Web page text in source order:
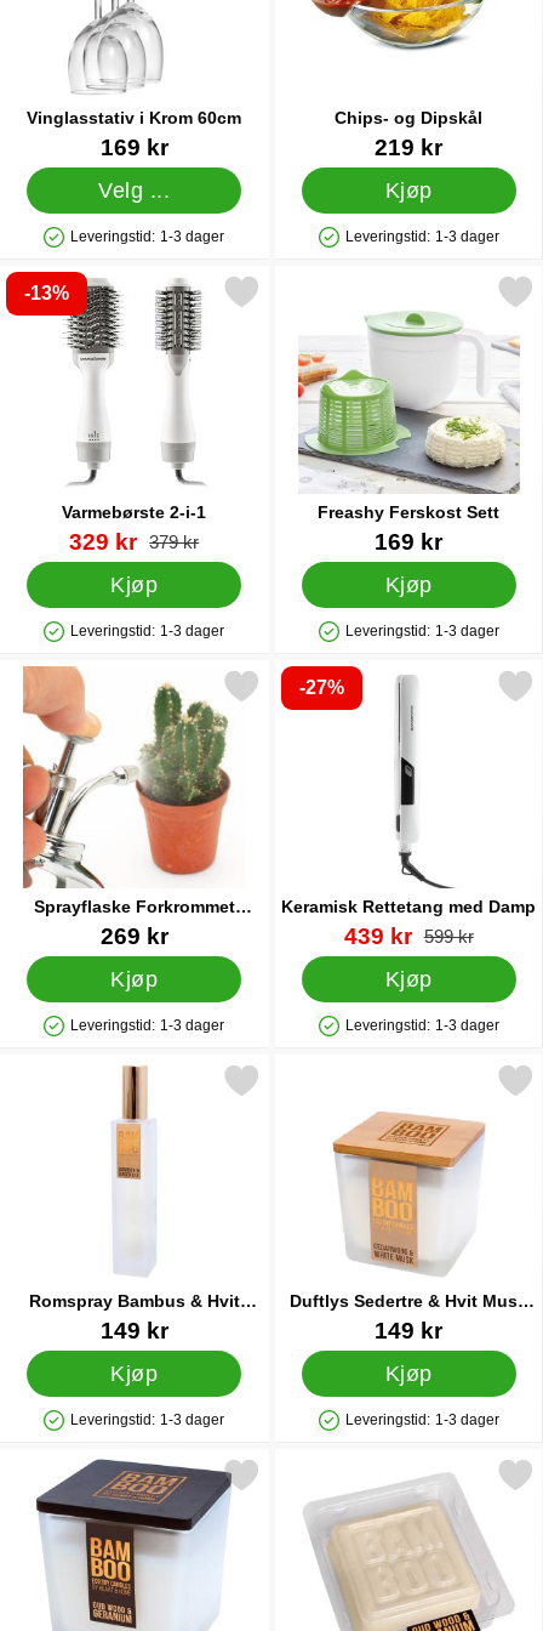
Vinglasstativ i Krom 60cm
Varenummer 8505
169 kr
Velg ...
Produkttilgjengelighet: På lager
Leveringstid: 1-3 dager
Chips- og Dipskål
Varenummer 22035
219 kr
Kjøp
Produkttilgjengelighet: På lager
Leveringstid: 1-3 dager
-13%
Varmebørste 2-i-1
Varenummer 27393
ny pris
329 kr gammel pris
379 kr
Kjøp
Produkttilgjengelighet: På lager
Leveringstid: 1-3 dager
Merk varmebørste 2-i-1 som favoritt
Freashy Ferskost Sett
Varenummer 27410
169 kr
Kjøp
Produkttilgjengelighet: På lager
Leveringstid: 1-3 dager
Merk freashy
Sprayflaske Forkrommet
Messing Mini
Varenummer 29372
269 kr
Kjøp
Produkttilgjengelighet: På lager
Leveringstid: 1-3 dager
Merk sprayflaske Forkrommet Messing Mini som favoritt
-27%
Keramisk Rettetang med Damp
Varenummer 32930
ny pris
439 kr gammel
599 kr
Kjøp
Produkttilgjengelighet: På lager
Leveringstid: 1-3 dager
Merk keramisk Rettetang
Romspray Bambus & Hvit
Ingefærlilje
Varenummer 33160
149 kr
Kjøp
Produkttilgjengelighet: På lager
Leveringstid: 1-3 dager
Merk romspray Bambus & Hvit Ingefærlilje som favoritt
Duftlys Sedertre & Hvit Musk
Lite
Varenummer 33162
149 kr
Kjøp
Produkttilgjengelighet: På lager
Leveringstid: 1-3 dager
Merk duftlys Sedertre &
Merk duftlys Oud & Geranium Stort som favoritt
Merk vokskake Oud &